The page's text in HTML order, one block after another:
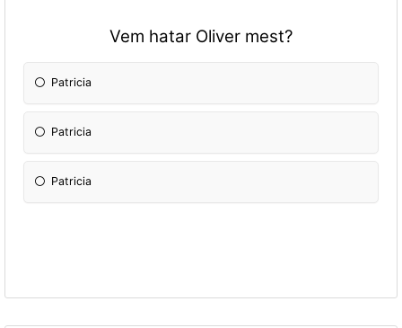
Vem hatar Oliver mest?
Patricia
Patricia
Patricia